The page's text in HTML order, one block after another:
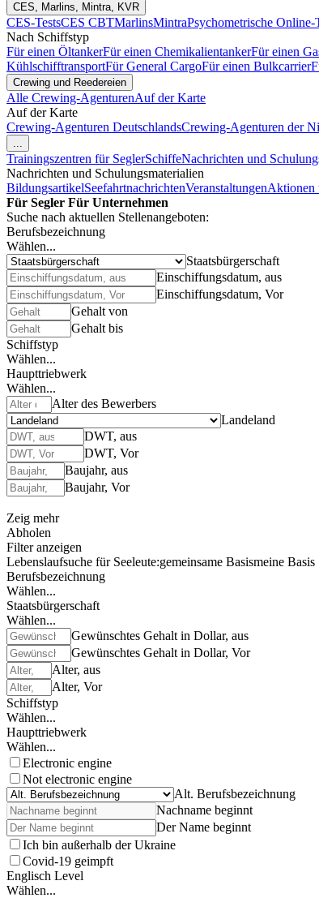
CES, Marlins, Mintra, KVR
CES-TestsCES CBTMarlinsMintraPsychometrische Online-
Nach Schiffstyp
Für einen ÖltankerFür einen ChemikalientankerFür einen
KühlschifftransportFür General CargoFür einen Bulkcarrier
Crewing und Reedereien
Alle Crewing-AgenturenAuf der Karte
Auf der Karte
Crewing-Agenturen DeutschlandsCrewing-Agenturen der
...
Trainingszentren für SeglerSchiffeNachrichten und
Nachrichten und Schulungsmaterialien
BildungsartikelSeefahrtnachrichtenVeranstaltungenAktionen
Für Segler Für Unternehmen
Suche nach aktuellen Stellenangeboten:
Berufsbezeichnung
Wählen...
Staatsbürgerschaft
Einschiffungsdatum, aus
Einschiffungsdatum, Vor
Gehalt von
Gehalt bis
Schiffstyp
Wählen...
Haupttriebwerk
Wählen...
Alter des Bewerbers
Landeland
DWT, aus
DWT, Vor
Baujahr, aus
Baujahr, Vor
Zeig mehr
Abholen
Filter anzeigen
Lebenslaufsuche für Seeleute:gemeinsame Basismeine Basis
Berufsbezeichnung
Wählen...
Staatsbürgerschaft
Wählen...
Gewünschtes Gehalt in Dollar, aus
Gewünschtes Gehalt in Dollar, Vor
Alter, aus
Alter, Vor
Schiffstyp
Wählen...
Haupttriebwerk
Wählen...
Electronic engine
Not electronic engine
Alt. Berufsbezeichnung
Nachname beginnt
Der Name beginnt
Ich bin außerhalb der Ukraine
Covid-19 geimpft
Englisch Level
Wählen...